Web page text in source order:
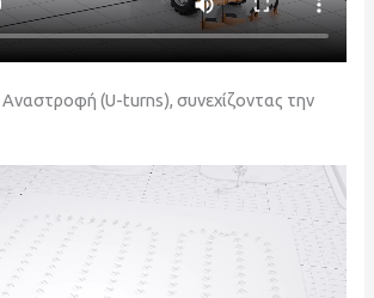
(U-turns), συνεχίζοντας την